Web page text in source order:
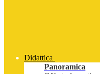
Didattica
Panoramica